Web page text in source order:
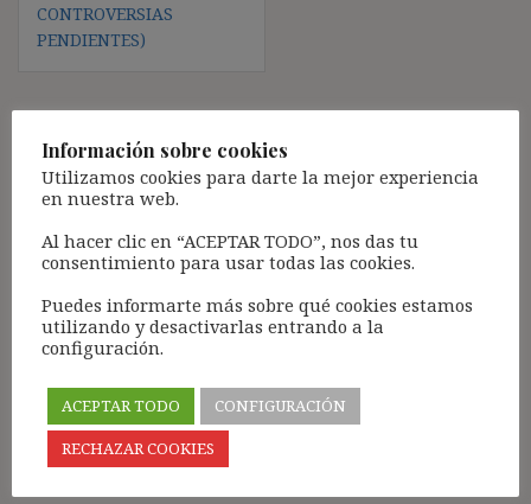
CONTROVERSIAS
PENDIENTES)
Deja una respuesta
Tu dirección de correo electrónico no será publicada.
Comentario*
Información sobre cookies
Utilizamos cookies para darte la mejor experiencia
en nuestra web.
Al hacer clic en “ACEPTAR TODO”, nos das tu
consentimiento para usar todas las cookies.
Puedes informarte más sobre qué cookies estamos
utilizando y desactivarlas entrando a la
configuración.
ACEPTAR TODO
CONFIGURACIÓN
RECHAZAR COOKIES